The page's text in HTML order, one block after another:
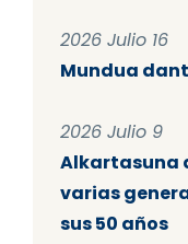
2026 Julio 16
Mundua
2026 Julio 9
Alkartasuna
varias
sus 50 años